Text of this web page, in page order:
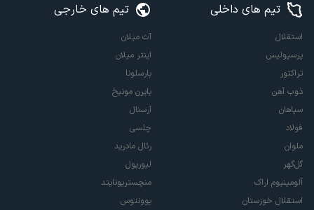
تیم های داخلی
استقلال
پرسپولیس
تراکتور
ذوب آهن
سپاهان
فولاد
ملوان
گل‌گهر
آلومینیوم اراک
استقلال خوزستان
تیم های خارجی
آث میلان
اینتر میلان
بارسلونا
بایرن مونیخ
آرسنال
چلسی
رئال مادرید
لیورپول
منچستریونایتد
یوونتوس